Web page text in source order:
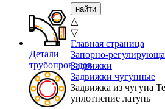
Детали
трубопроводов
△
▽
Главная страница
Запорно-
Задвижки
Задвижки чугунные
Задвижка из чугуна
уплотнение латунь